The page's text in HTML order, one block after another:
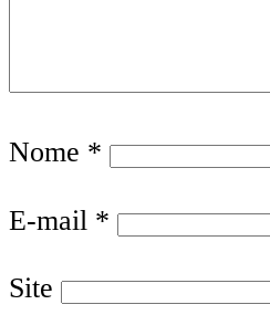
Nome *
E-mail *
Site